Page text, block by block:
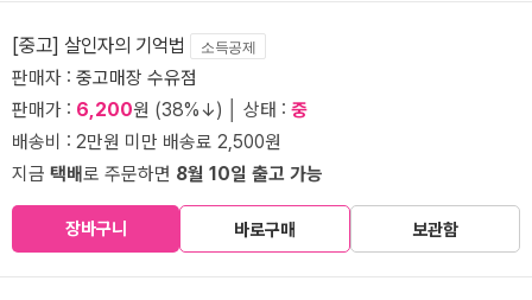
[중고] 살인자의 기억법 소득공제
판매자 : 중고매장 수유점
판매가 : 6,200원 (38%↓) │ 상태 : 중
배송비 : 2만원 미만 배송료 2,500원
지금 택배로 주문하면 8월 10일 출고 가능
장바구니 바로구매 보관함